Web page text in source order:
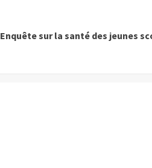
Enquête sur la santé des jeunes